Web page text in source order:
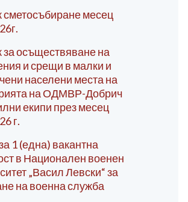
сметосъбиране месец
за осъществяване на
и срещи в малки и
населени места на
на ОДМВР-Добрич
екипи през месец
г.
1 (една) вакантна
в Национален военен
„Васил Левски“ за
на военна служба